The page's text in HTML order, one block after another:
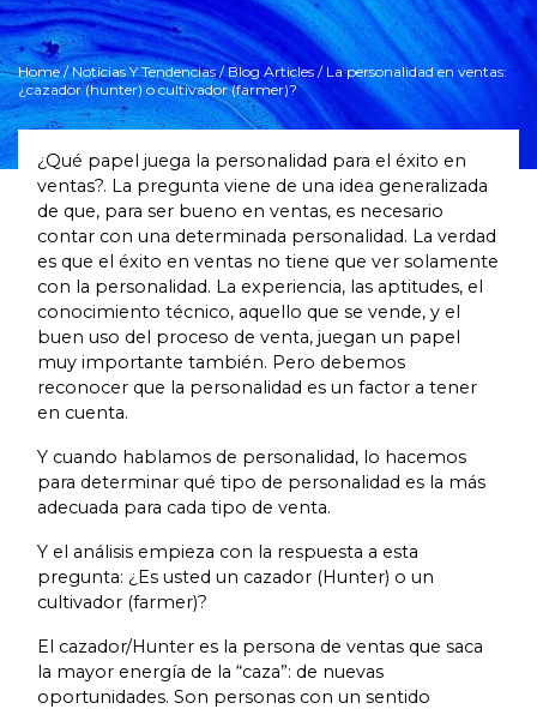
Home/Noticias Y Tendencias/Blog Articles / La personalidad en ventas:
¿cazador (hunter) o cultivador (farmer)?
¿Qué papel juega la personalidad para el éxito en
ventas?. La pregunta viene de una idea generalizada
de que, para ser bueno en ventas, es necesario
contar con una determinada personalidad. La verdad
es que el éxito en ventas no tiene que ver solamente
con la personalidad. La experiencia, las aptitudes, el
conocimiento técnico, aquello que se vende, y el
buen uso del proceso de venta, juegan un papel
muy importante también. Pero debemos
reconocer que la personalidad es un factor a tener
en cuenta.
Y cuando hablamos de personalidad, lo hacemos
para determinar qué tipo de personalidad es la más
adecuada para cada tipo de venta.
Y el análisis empieza con la respuesta a esta
pregunta: ¿Es usted un cazador (Hunter) o un
cultivador (farmer)?
El cazador/Hunter es la persona de ventas que saca
la mayor energía de la “caza”: de nuevas
oportunidades. Son personas con un sentido